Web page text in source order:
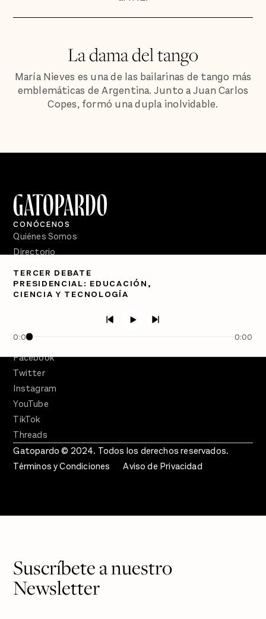
La dama del tango
María Nieves es una de las bailarinas de tango más
emblemáticas de Argentina. Junto a Juan Carlos
Copes, formó una dupla inolvidable.
TERCER DEBATE
PRESIDENCIAL: EDUCACIÓN,
CIENCIA Y TECNOLOGÍA
0:00 0:00
CONÓCENOS
Quiénes Somos
Directorio
PÓDCASTS
Semanario Gatopardo
Facebook
Twitter
Instagram
YouTube
TikTok
Threads
Gatopardo © 2024. Todos los derechos reservados.
Términos y Condiciones
Aviso de Privacidad
Suscríbete a nuestro
Newsletter